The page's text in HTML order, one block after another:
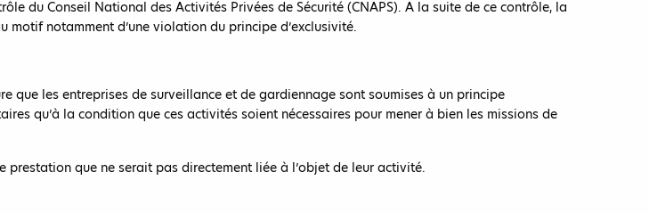
du Conseil National des Activités Privées de Sécurité (CNAPS). A la suite de ce contrôle, la
notamment d’une violation du principe d’exclusivité.
que les entreprises de surveillance et de gardiennage sont soumises à un principe
qu’à la condition que ces activités soient nécessaires pour mener à bien les missions de
prestation que ne serait pas directement liée à l’objet de leur activité.